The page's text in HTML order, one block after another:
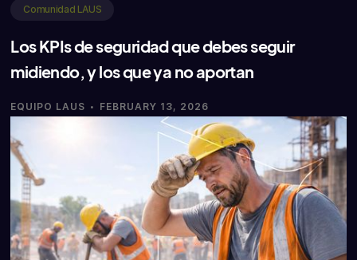
Comunidad LAUS
Los KPIs de seguridad que debes seguir
midiendo, y los que ya no aportan
EQUIPO LAUS · FEBRUARY 13, 2026